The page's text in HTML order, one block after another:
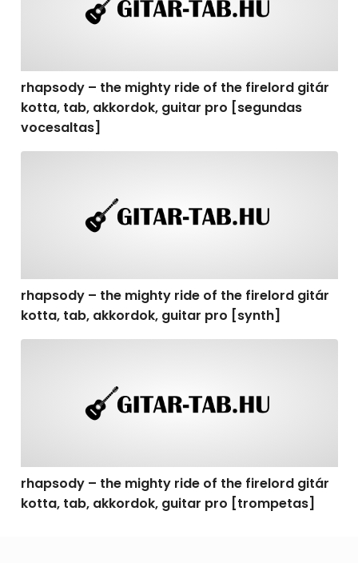
rhapsody – the mighty ride of the firelord gitár
kotta, tab, akkordok, guitar pro [segundas
vocesaltas]
rhapsody – the mighty ride of the firelord gitár
kotta, tab, akkordok, guitar pro [synth]
rhapsody – the mighty ride of the firelord gitár
kotta, tab, akkordok, guitar pro [trompetas]